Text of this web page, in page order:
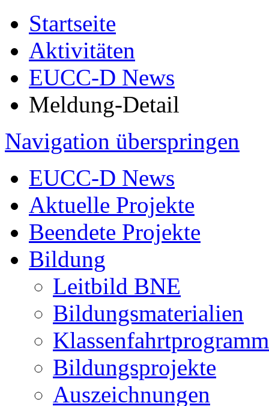
Startseite
Aktivitäten
EUCC-D News
Meldung-Detail
Navigation überspringen
EUCC-D News
Aktuelle Projekte
Beendete Projekte
Bildung
Leitbild BNE
Bildungsmaterialien
Klassenfahrtprogramm
Bildungsprojekte
Auszeichnungen